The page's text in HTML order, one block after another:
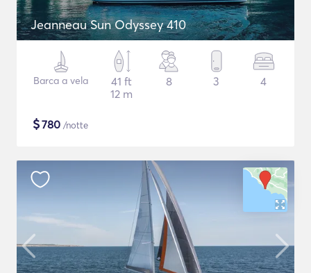
Jeanneau Sun Odyssey 410
Barca a vela
41 ft
12 m
8 3 4
$780 /notte